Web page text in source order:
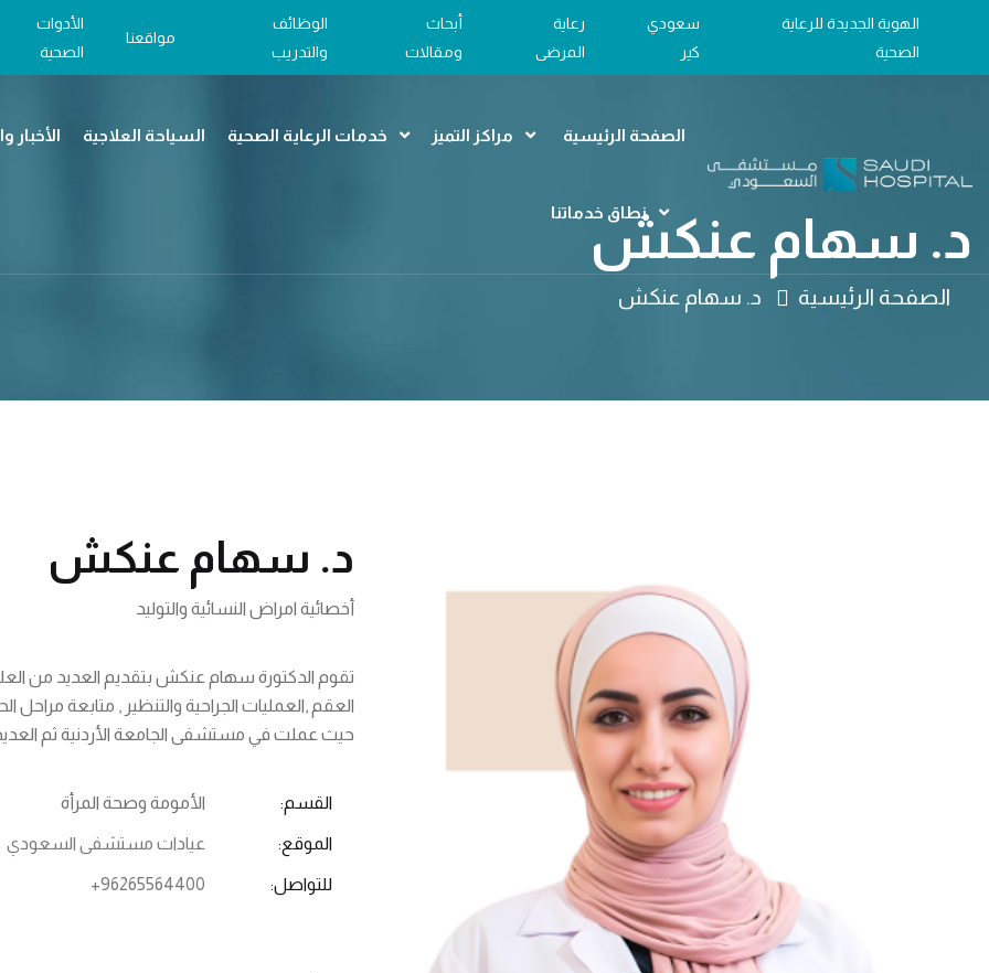
الهوية الجديدة للرعاية
الصحية
سعودي
كير
رعاية
المرضى
أبحاث
ومقالات
الوظائف
والتدريب
مواقعنا
الأدوات
الصحية
الصفحة الرئيسية مراكز التميز خدمات الرعاية الصحية السياحة العلاجية الأخبار
نطاق خدماتنا
د. سهام عنكش
الصفحة الرئيسية د. سهام عنكش
د. سهام عنكش
أخصائية امراض النسائية والتوليد
تقوم الدكتورة سهام عنكش بتقديم العديد من
العقم ,العمليات الجراحية والتنظير , متابعة مراحل
حيث عملت في مستشفى الجامعة الأردنية ثم
القسم: الأمومة وصحة المرأة
الموقع: عيادات مستشفى السعودي
للتواصل: +96265564400